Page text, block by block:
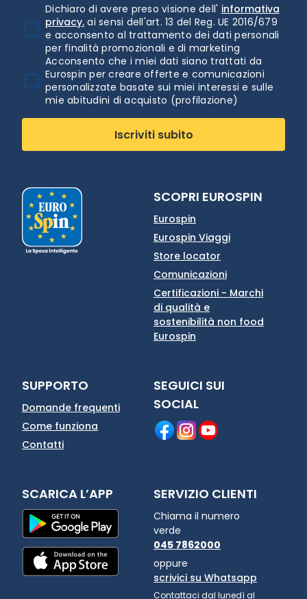
Dichiaro di avere preso visione dell' informativa
privacy. ai sensi dell'art. 13 del Reg. UE 2016/679
e acconsento al trattamento dei dati personali
per finalità promozionali e di marketing
Acconsento che i miei dati siano trattati da
Eurospin per creare offerte e comunicazioni
personalizzate basate sui miei interessi e sulle
mie abitudini di acquisto (profilazione)
Iscriviti subito
SCOPRI EUROSPIN
Eurospin
Eurospin Viaggi
Store locator
Comunicazioni
Certificazioni - Marchi
di qualità e
sostenibilità non food
Eurospin
SUPPORTO
Domande frequenti
Come funziona
Contatti
SEGUICI SUI
SOCIAL
SCARICA L’APP SERVIZIO CLIENTI
Chiama il numero
verde
045 7862000
oppure
scrivici su Whatsapp
Contattaci dal lunedì al